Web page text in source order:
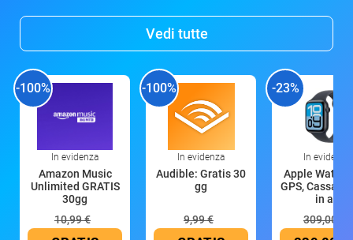
Vedi tutte
-100%
In evidenza
Amazon Music
Unlimited GRATIS
30gg
10,99 €
-100%
In evidenza
Audible: Gratis 30
gg
9,99 €
-23%
In evidenza
Apple Watch
GPS, Cassa
in all
309,00 €